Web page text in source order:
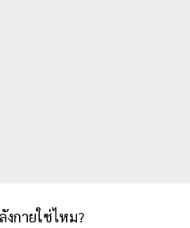
กายใช่ไหม?